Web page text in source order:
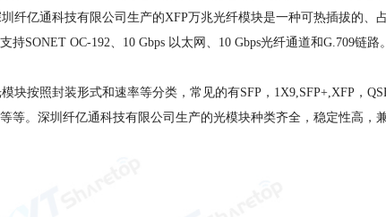
亿通科技有限公司生产的XFP万兆光纤模块是一种可热插拔的、
持SONET OC-192、10 Gbps 以太网、10 Gbps光纤通道和G.709链
按照封装形式和速率等分类，常见的有SFP，1X9,SFP+,XFP，
等。深圳纤亿通科技有限公司生产的光模块种类齐全，稳定性高，